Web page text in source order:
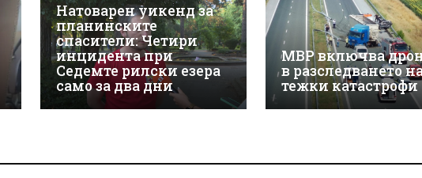
Натоварен уикенд за
планинските
спасители: Четири
инцидента при
Седемте рилски езера
само за два дни
МВР включва
в разследването
тежки катастрофи